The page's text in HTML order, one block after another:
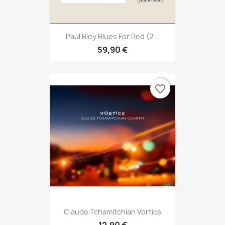
Paul Bley Blues For Red (2...
59,90 €
Claude Tchamitchian Vortice
favorite_border